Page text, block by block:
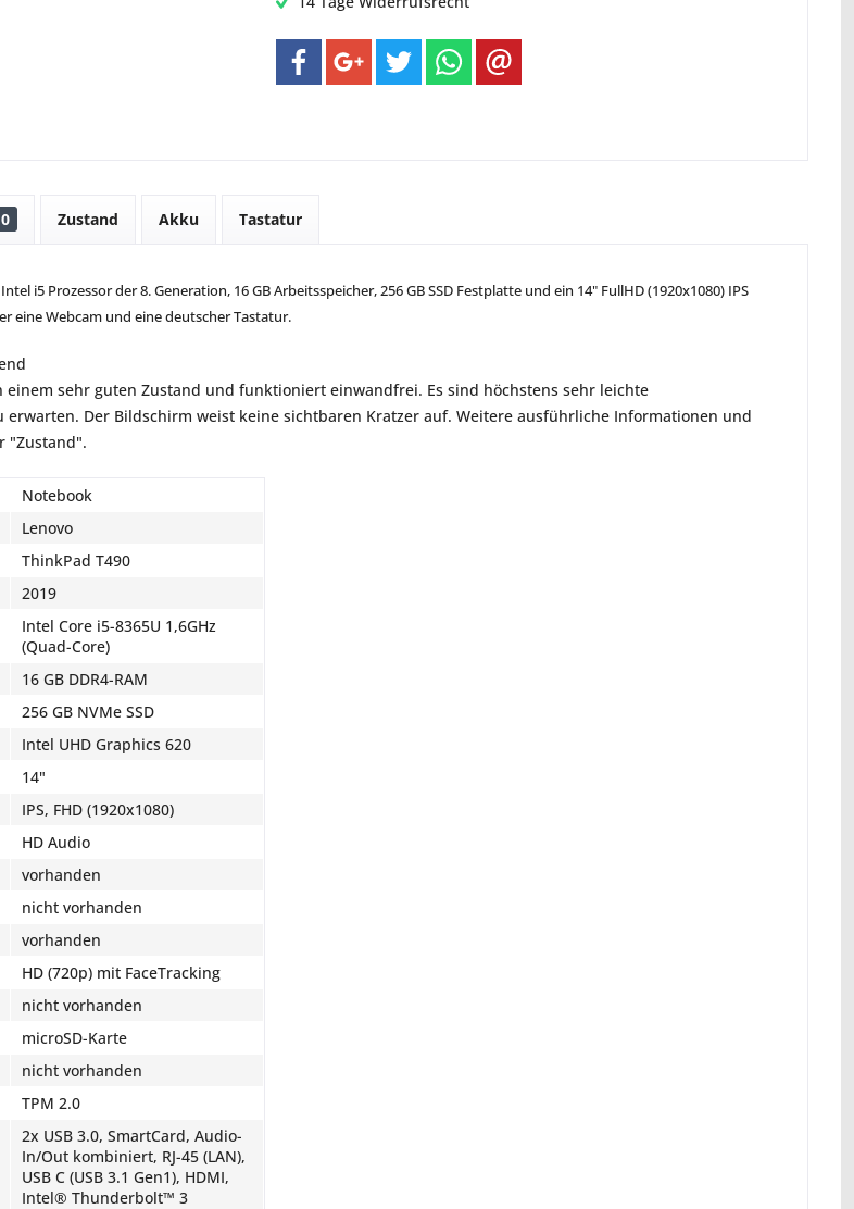
0 Zustand Akku Tastatur
i5 Prozessor der 8. Generation, 16 GB Arbeitsspeicher, 256 GB SSD Festplatte und ein 14" FullHD (1920x1080) IPS
eine Webcam und eine deutscher Tastatur.
einem sehr guten Zustand und funktioniert einwandfrei. Es sind höchstens sehr leichte
erwarten. Der Bildschirm weist keine sichtbaren Kratzer auf. Weitere ausführliche Informationen und
"Zustand".
Notebook
Lenovo
ThinkPad T490
2019
Intel Core i5-8365U 1,6GHz
(Quad-Core)
16 GB DDR4-RAM
256 GB NVMe SSD
Intel UHD Graphics 620
14"
IPS, FHD (1920x1080)
HD Audio
vorhanden
nicht vorhanden
vorhanden
HD (720p) mit FaceTracking
nicht vorhanden
microSD-Karte
nicht vorhanden
TPM 2.0
2x USB 3.0, SmartCard, Audio-
In/Out kombiniert, RJ-45 (LAN),
USB C (USB 3.1 Gen1), HDMI,
Intel® Thunderbolt™ 3